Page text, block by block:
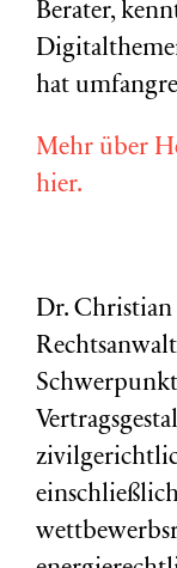
Berater,
hat
Mehr über
hier.
Dr. Christian